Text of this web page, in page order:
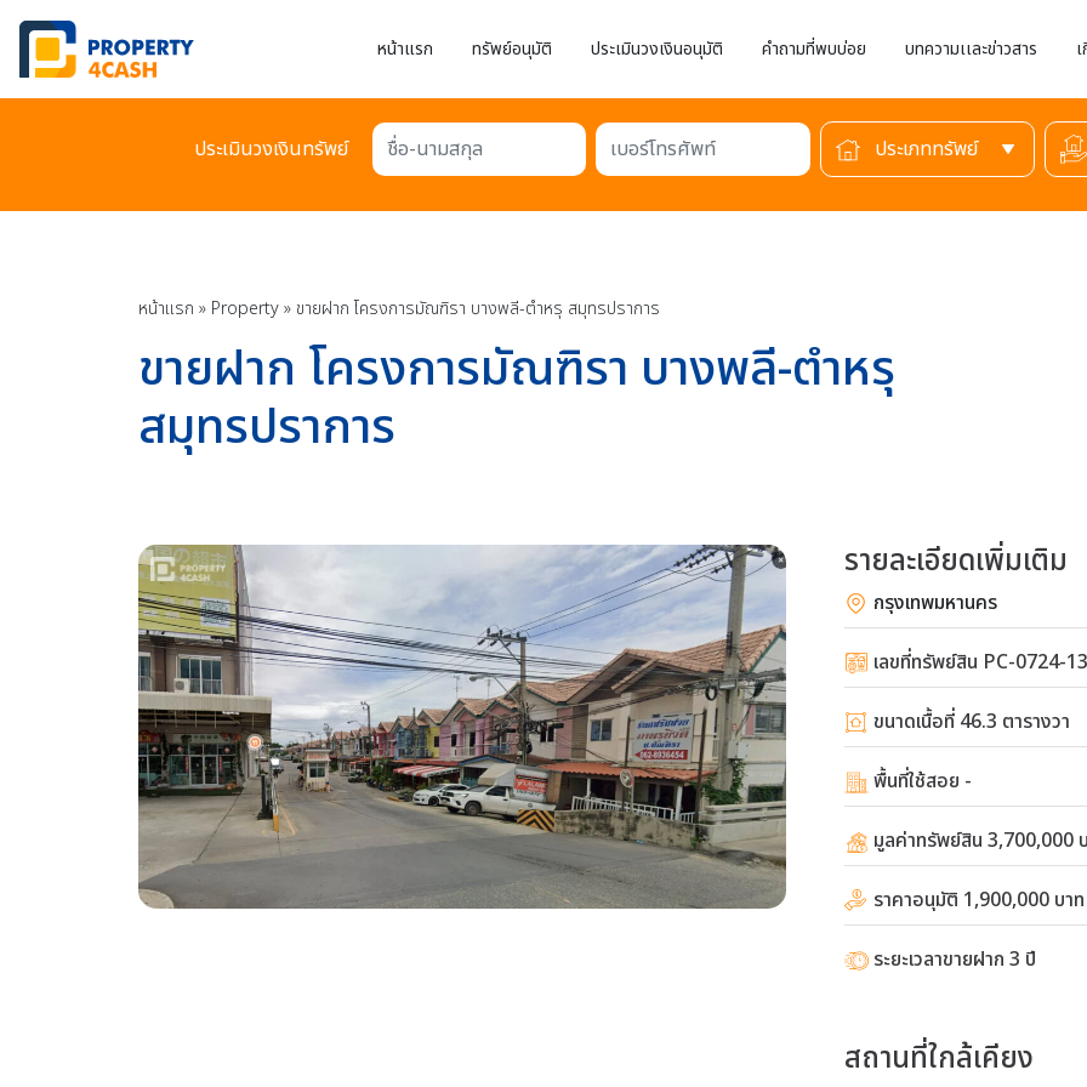
หน้าแรก ทรัพย์อนุมัติ ประเมินวงเงินอนุมัติ คำถามที่พบบ่อย บทความเเละข่าวสาร
ประเมินวงเงินทรัพย์ ชื่อ-นามสกุล เบอร์โทรศัพท์
หน้าแรก » Property» ขายฝาก โครงการมัณฑิรา บางพลี-ตำหรุ สมุทรปราการ
ขายฝาก โครงการมัณฑิรา บางพลี-ตำหรุ
สมุทรปราการ
รายละเอียดเพิ่มเติม
กรุงเทพมหานคร
เลขที่ทรัพย์สิน PC-0724-
ขนาดเนื้อที่ 46.3 ตารางวา
พื้นที่ใช้สอย -
มูลค่าทรัพย์สิน 3,700,000
ราคาอนุมัติ 1,900,000 บาท
ระยะเวลาขายฝาก 3 ปี
สถานที่ใกล้เคียง